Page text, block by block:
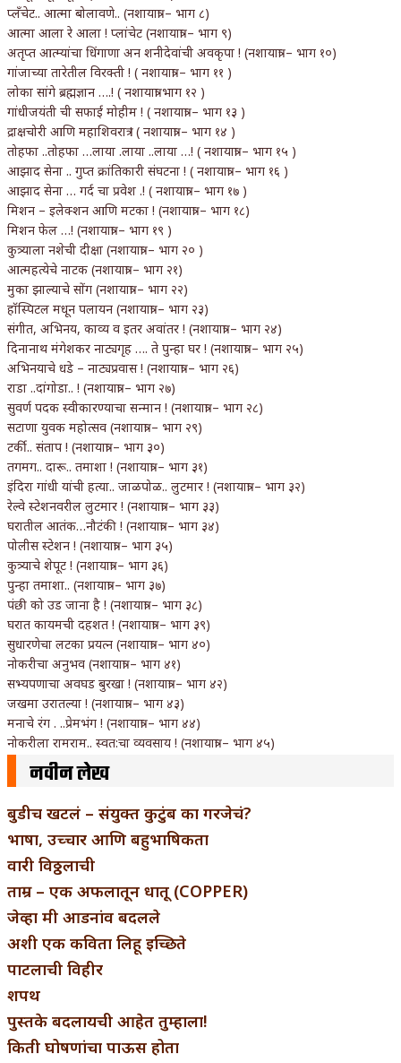
प्लँचेट.. आत्मा बोलावणे.. (नशायात्रा – भाग ८)
आत्मा आला रे आला ! प्लांचेट (नशायात्रा – भाग ९)
अतृप्त आत्म्यांचा धिंगाणा अन शनीदेवांची अवकृपा ! (नशायात्रा – भाग १०)
गांजाच्या तारेतील विरक्ती ! ( नशायात्रा – भाग ११ )
लोका सांगे ब्रह्मज्ञान ….! ( नशायात्रा भाग १२ )
गांधीजयंती ची सफाई मोहीम ! ( नशायात्रा – भाग १३ )
द्राक्षचोरी आणि महाशिवरात्र ! ( नशायात्रा – भाग १४ )
तोहफा ..तोहफा …लाया .लाया ..लाया …! ( नशायात्रा – भाग १५ )
आझाद सेना .. गुप्त क्रांतिकारी संघटना ! ( नशायात्रा – भाग १६ )
आझाद सेना … गर्द चा प्रवेश .! ( नशायात्रा – भाग १७ )
मिशन – इलेक्शन आणि मटका ! (नशायात्रा – भाग १८)
मिशन फेल …! (नशायात्रा – भाग १९ )
कुत्र्याला नशेची दीक्षा (नशायात्रा – भाग २० )
आत्महत्येचे नाटक (नशायात्रा – भाग २१)
मुका झाल्याचे सोंग (नशायात्रा – भाग २२)
हॉस्पिटल मधून पलायन (नशायात्रा – भाग २३)
संगीत, अभिनय, काव्य व इतर अवांतर ! (नशायात्रा – भाग २४)
दिनानाथ मंगेशकर नाट्यगृह …. ते पुन्हा घर ! (नशायात्रा – भाग २५)
अभिनयाचे धडे – नाट्यप्रवास ! (नशायात्रा – भाग २६)
राडा ..दांगोडा.. ! (नशायात्रा – भाग २७)
सुवर्ण पदक स्वीकारण्याचा सन्मान ! (नशायात्रा – भाग २८)
सटाणा युवक महोत्सव (नशायात्रा – भाग २९)
टर्की.. संताप ! (नशायात्रा – भाग ३०)
तगमग.. दारू.. तमाशा ! (नशायात्रा – भाग ३१)
इंदिरा गांधी यांची हत्या.. जाळपोळ.. लुटमार ! (नशायात्रा – भाग ३२)
रेल्वे स्टेशनवरील लुटमार ! (नशायात्रा – भाग ३३)
घरातील आतंक…नौटंकी ! (नशायात्रा – भाग ३४)
पोलीस स्टेशन ! (नशायात्रा – भाग ३५)
कुत्र्याचे शेपूट ! (नशायात्रा – भाग ३६)
पुन्हा तमाशा.. (नशायात्रा – भाग ३७)
पंछी को उड जाना है ! (नशायात्रा – भाग ३८)
घरात कायमची दहशत ! (नशायात्रा – भाग ३९)
सुधारणेचा लटका प्रयत्न (नशायात्रा – भाग ४०)
नोकरीचा अनुभव (नशायात्रा – भाग ४१)
सभ्यपणाचा अवघड बुरखा ! (नशायात्रा – भाग ४२)
जखमा उरातल्या ! (नशायात्रा – भाग ४३)
मनाचे रंग . ..प्रेमभंग ! (नशायात्रा – भाग ४४)
नोकरीला रामराम.. स्वत:चा व्यवसाय ! (नशायात्रा – भाग ४५)
नवीन लेख
बुडीच खटलं – संयुक्त कुटुंब का गरजेचं?
भाषा, उच्चार आणि बहुभाषिकता
वारी विठ्ठलाची
ताम्र – एक अफलातून धातू (COPPER)
जेव्हा मी आडनांव बदलले
अशी एक कविता लिहू इच्छिते
पाटलाची विहीर
शपथ
पुस्तके बदलायची आहेत तुम्हाला!
किती घोषणांचा पाऊस होता